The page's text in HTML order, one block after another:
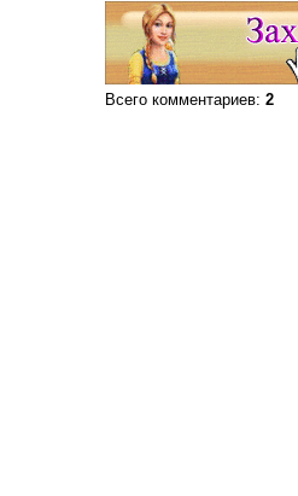
Всего комментариев: 2